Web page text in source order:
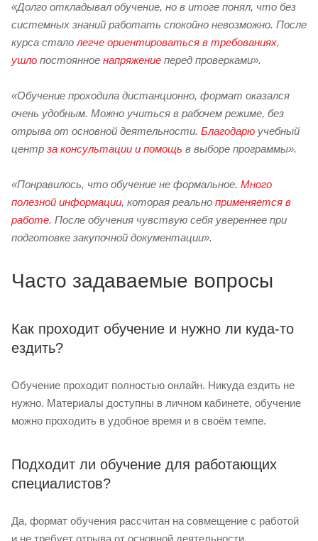
«Долго откладывал обучение, но в итоге понял, что без
системных знаний работать спокойно невозможно. После
курса стало легче ориентироваться в требованиях,
ушло постоянное напряжение перед проверками».
«Обучение проходила дистанционно, формат оказался
очень удобным. Можно учиться в рабочем режиме, без
отрыва от основной деятельности. Благодарю учебный
центр за консультации и помощь в выборе программы».
«Понравилось, что обучение не формальное. Много
полезной информации, которая реально применяется в
работе. После обучения чувствую себя увереннее при
подготовке закупочной документации».
Часто задаваемые вопросы
Как проходит обучение и нужно ли куда-то
ездить?
Обучение проходит полностью онлайн. Никуда ездить не
нужно. Материалы доступны в личном кабинете, обучение
можно проходить в удобное время и в своём темпе.
Подходит ли обучение для работающих
специалистов?
Да, формат обучения рассчитан на совмещение с работой
и не требует отрыва от основной деятельности.